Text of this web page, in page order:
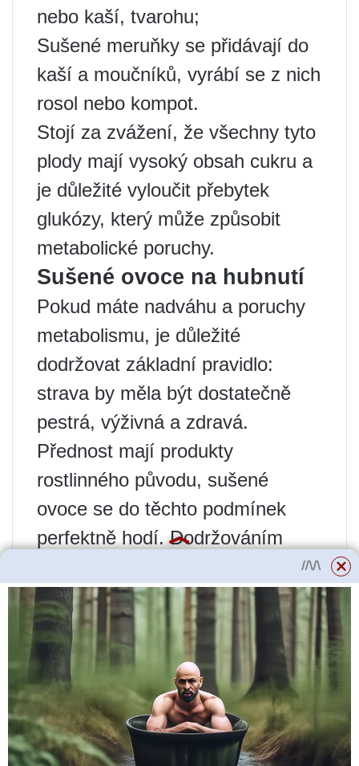
nebo kaší, tvarohu;
Sušené meruňky se přidávají do
kaší a moučníků, vyrábí se z nich
rosol nebo kompot.
Stojí za zvážení, že všechny tyto
plody mají vysoký obsah cukru a
je důležité vyloučit přebytek
glukózy, který může způsobit
metabolické poruchy.
Sušené ovoce na hubnutí
Pokud máte nadváhu a poruchy
metabolismu, je důležité
dodržovat základní pravidlo:
strava by měla být dostatečně
pestrá, výživná a zdravá.
Přednost mají produkty
rostlinného původu, sušené
ovoce se do těchto podmínek
perfektně hodí. Dodržováním
norem pro konzumaci sušeného
ovoce můžete poměrně efektivně
dosáhnout pozitivních výsledků
při hubnutí a nasytit tělo
nezbytnými mikroelementy a
vitamíny. Kromě toho jsou takové
produkty vynikající náhradou